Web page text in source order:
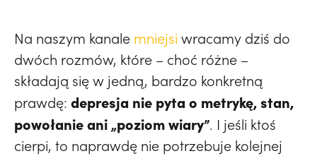
Na naszym kanale mniejsi wracamy dziś do
dwóch rozmów, które – choć różne –
składają się w jedną, bardzo konkretną
prawdę: depresja nie pyta o metrykę, stan,
powołanie ani „poziom wiary”. I jeśli ktoś
cierpi, to naprawdę nie potrzebuje kolejnej